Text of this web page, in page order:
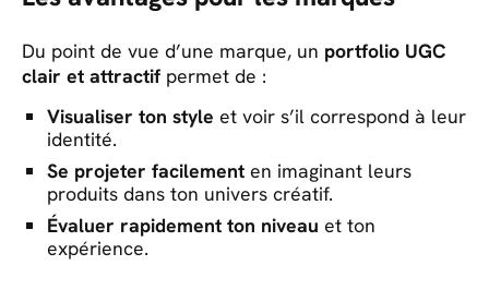
Du point de vue d’une marque, un portfolio UGC
clair et attractifpermet de :
Visualiser ton style et voir s’il correspond à leur
identité.
Se projeter facilement en imaginant leurs
produits dans ton univers créatif.
Évaluer rapidement ton niveau et ton
expérience.